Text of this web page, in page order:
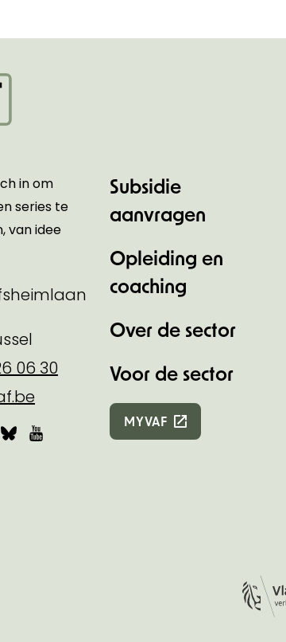
in om
series te
van idee
06 30
BlueskyYouTube
Subsidie
aanvragen
Opleiding en
coaching
Over de sector
Voor de sector
MYVAF